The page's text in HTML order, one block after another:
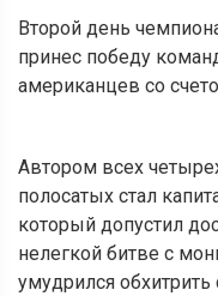
Второй день
принес победу
американцев со
Автором всех
полосатых стал
который допустил
нелегкой битве с
умудрился